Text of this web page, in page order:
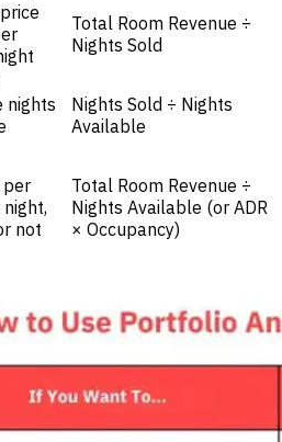
Total Room Revenue ÷
Nights Sold
nights
Nights Sold ÷ Nights
Available
per
not
Total Room Revenue ÷
Nights Available (or ADR
× Occupancy)